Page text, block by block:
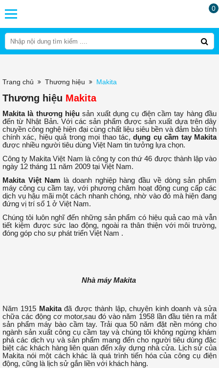
0
Trang chủ Thương hiệu Makita
Thương hiệu Makita
Makita là thương hiệu sản xuất dụng cụ điện cầm tay hàng đầu
đến từ Nhật Bản. Với các sản phẩm được sản xuất dựa trên dây
chuyền công nghệ hiện đại cùng chất liệu siêu bền và đảm bảo tính
chính xác, hiệu quả trong mọi thao tác,dụng cụ cầm tay Makita
được nhiều người tiêu dùng Việt Nam tin tưởng lựa chọn.
Công ty Makita Việt Nam là công ty con thứ 46 được thành lập vào
ngày 12 tháng 11 năm 2009 tại Việt Nam.
Makita Việt Nam là doanh nghiệp hàng đầu về dòng sản phẩm
máy công cụ cầm tay, với phương châm hoạt động cung cấp các
dịch vụ hậu mãi một cách nhanh chóng, nhờ vào đó mà hiện đang
đứng vị trí số 1 ở Việt Nam.
Chúng tôi luôn nghĩ đến những sản phẩm có hiệu quả cao mà vẫn
tiết kiệm được sức lao động, ngoài ra thân thiện với môi trường,
đóng góp cho sự phát triển Việt Nam .
Nhà máy Makita
Năm 1915 Makitađã được thành lập, chuyên kinh doanh và sửa
chữa các động cơ motor,sau đó vào năm 1958 lần đầu tiên ra mắt
sản phẩm máy bào cầm tay. Trải qua 50 năm đặt nền móng cho
ngành sản xuất công cụ cầm tay và chúng tôi không ngừng khám
phá các dịch vụ và sản phẩm mang đến cho người tiêu dùng đặc
biệt các khách hàng liên quan đến xây dựng nhà cửa. Lịch sử của
Makita nói một cách khác là quá trình tiến hóa của công cụ điện
động, cũng là lịch sử gắn liền với khách hàng.